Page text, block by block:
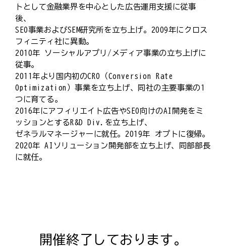
トとして金融業界を中心とした広告運用支援に従事
後、
SEO事業およびSEM研究所を立ち上げ。2009年にクロス
フィニティ社に異動。
2010年 ソーシャルアプリ/メディア事業の立ち上げに
従事。
2011年より国内初のCRO（Conversion Rate
Optimization）事業を立ち上げ、同社の主要事業の1
つに育てる。
2016年にアフィリエイト広告やSEO向けのAI開発をミ
ッションとするR&D Div.を立ち上げ、
ゼネラルマネージャーに就任。2019年 オプトに復帰。
2020年 AIソリューション開発部を立ち上げ、同部部長
に就任。
開催終了しております。